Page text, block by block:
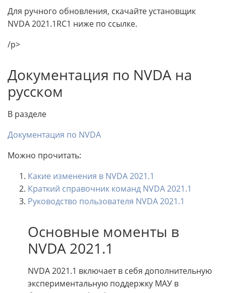
Для ручного обновления, скачайте установщик
NVDA 2021.1RC1 ниже по ссылке.
/p>
Документация по NVDA на
русском
В разделе
Документация по NVDA
Можно прочитать:
Какие изменения в NVDA 2021.1
Краткий справочник команд NVDA 2021.1
Руководство пользователя NVDA 2021.1
Основные моменты в
NVDA 2021.1
NVDA 2021.1 включает в себя дополнительную
экспериментальную поддержку МАУ в